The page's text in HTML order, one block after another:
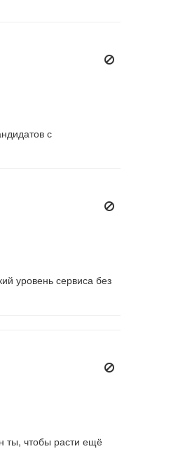
с
уровень сервиса без
ты, чтобы расти ещё